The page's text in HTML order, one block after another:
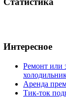
Интересное
Ремонт или
Аренда
Тик-ток